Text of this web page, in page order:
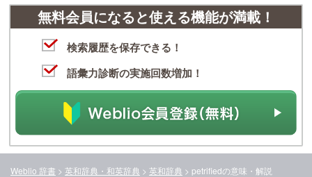
無料会員になると使える機能が満載！
検索履歴を保存できる！
語彙力診断の実施回数増加！
Weblio 辞書 > 英和辞典・和英辞典 > 英和辞典 > petrifiedの意味・解説